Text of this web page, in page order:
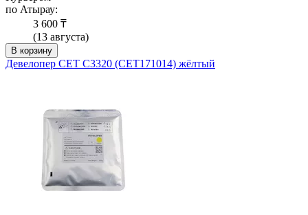
по Атырау:
3 600 ₸
(13 августа)
В корзину
Девелопер CET C3320 (CET171014) жёлтый